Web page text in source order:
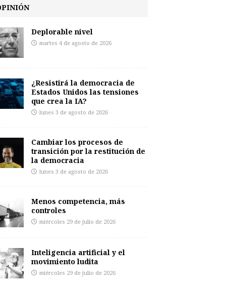
Deplorable nivel
martes 4 de agosto de 2026
¿Resistirá la democracia de
Estados Unidos las tensiones
que crea la IA?
lunes 3 de agosto de 2026
Cambiar los procesos de
transición por la restitución de
la democracia
lunes 3 de agosto de 2026
Menos competencia, más
controles
miércoles 29 de julio de 2026
Inteligencia artificial y el
movimiento ludita
miércoles 29 de julio de 2026